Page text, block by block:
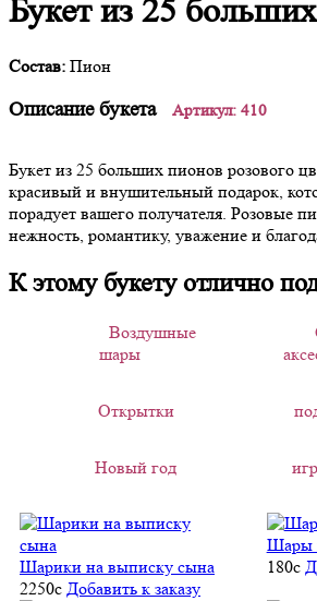
Букет из 25
Состав: Пион
Описание букета Артикул: 410
Букет из 25 больших пионов розового
красивый и внушительный подарок,
порадует вашего получателя. Розовые
нежность, романтику, уважение и
К этому букету отлично
Воздушные
шары
Открытки
Новый год
Шарики на выписку сына
2250c Добавить к заказу
Шары
180c